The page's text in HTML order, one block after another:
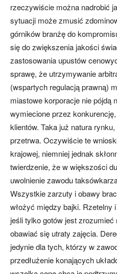
rzeczywiście można nadrobić
sytuacji może zmusić
górników branżę do
się do zwiększenia jakości
zastosowania upustów
sprawę, że utrzymywanie
(wspartych regulacją prawną)
miastowe korporacje nie pójdą
wymiecione przez
klientów. Taka już natura
przetrwa. Oczywiście te
krajowej, niemniej jednak
twierdzenie, że w większości
uwolnienie zawodu
Wszystkie zarzuty i obawy
włożyć między bajki. Rzetelny
jeśli tylko gotów jest
obawiać się utraty zajęcia.
jedynie dla tych, którzy w
przedłużenie konających